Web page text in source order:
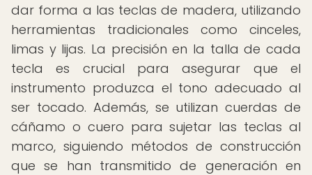
dar forma a las teclas de madera, utilizando
herramientas tradicionales como cinceles,
limas y lijas. La precisión en la talla de cada
tecla es crucial para asegurar que el
instrumento produzca el tono adecuado al
ser tocado. Además, se utilizan cuerdas de
cáñamo o cuero para sujetar las teclas al
marco, siguiendo métodos de construcción
que se han transmitido de generación en